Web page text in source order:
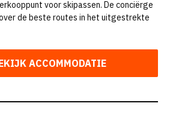
voor skipassen. De conciërge
de beste routes in het uitgestrekte
ACCOMMODATIE